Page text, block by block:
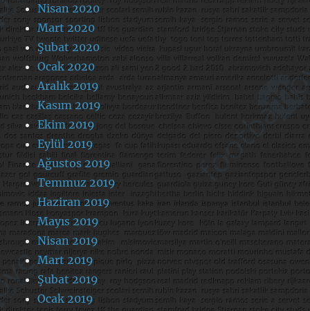
Nisan 2020
Mart 2020
Şubat 2020
Ocak 2020
Aralık 2019
Kasım 2019
Ekim 2019
Eylül 2019
Ağustos 2019
Temmuz 2019
Haziran 2019
Mayıs 2019
Nisan 2019
Mart 2019
Şubat 2019
Ocak 2019